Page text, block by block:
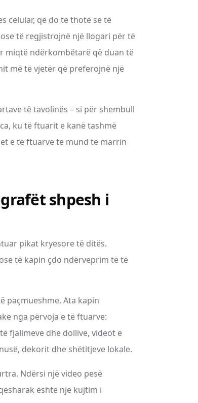
celular, që do të thotë se të
të regjistrojnë një llogari për të
miqtë ndërkombëtarë që duan të
më të vjetër që preferojnë një
të tavolinës – si për shembull
ku të ftuarit e kanë tashmë
e të ftuarve të mund të marrin
shpesh i
pikat kryesore të ditës.
të kapin çdo ndërveprim të të
paçmueshme. Ata kapin
nga përvoja e të ftuarve:
fjalimeve dhe dollive, videot e
dekorit dhe shëtitjeve lokale.
Ndërsi një video pesë
është një kujtim i